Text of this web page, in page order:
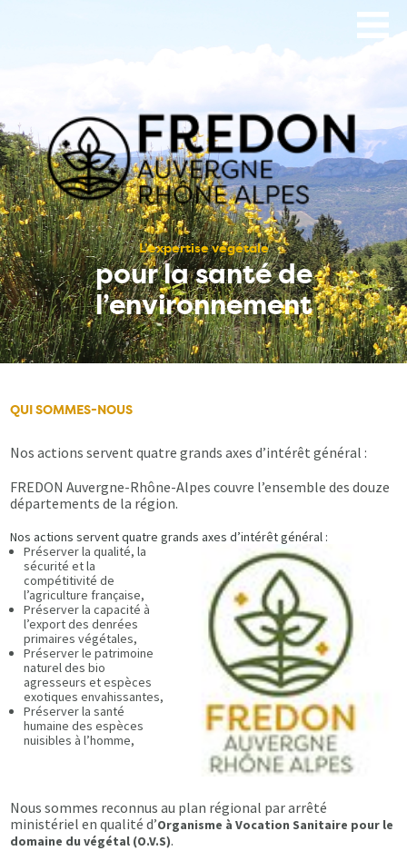
L’expertise végétale
pour la santé de
l’environnement
QUI SOMMES-NOUS
Nos actions servent quatre grands axes d’intérêt général :
FREDON Auvergne-Rhône-Alpes couvre l’ensemble des douze
départements de la région.
Nos actions servent quatre grands axes d’intérêt général :
Préserver la qualité, la
sécurité et la
compétitivité de
l’agriculture française,
Préserver la capacité à
l’export des denrées
primaires végétales,
Préserver le patrimoine
naturel des bio
agresseurs et espèces
exotiques envahissantes,
Préserver la santé
humaine des espèces
nuisibles à l’homme,
Nous sommes reconnus au plan régional par arrêté
ministériel en qualité d’Organisme à Vocation Sanitaire pour le
domaine du végétal (O.V.S).